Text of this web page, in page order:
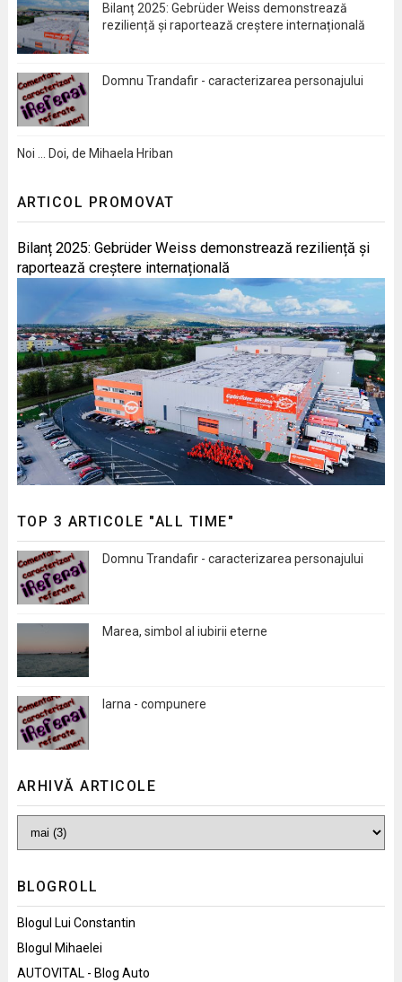
Bilanț 2025: Gebrüder Weiss demonstrează
reziliență și raportează creștere internațională
Domnu Trandafir - caracterizarea personajului
Noi … Doi, de Mihaela Hriban
ARTICOL PROMOVAT
Bilanț 2025: Gebrüder Weiss demonstrează reziliență și
raportează creștere internațională
TOP 3 ARTICOLE "ALL TIME"
Domnu Trandafir - caracterizarea personajului
Marea, simbol al iubirii eterne
Iarna - compunere
ARHIVĂ ARTICOLE
BLOGROLL
Blogul Lui Constantin
Blogul Mihaelei
AUTOVITAL - Blog Auto